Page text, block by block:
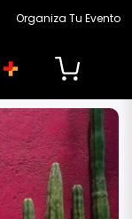
Organiza Tu Evento